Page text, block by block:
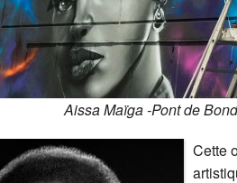
Aissa Maïga -Pont de
Cette